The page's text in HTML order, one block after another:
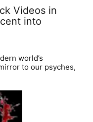
Videos in
into
world’s
to our psyches,